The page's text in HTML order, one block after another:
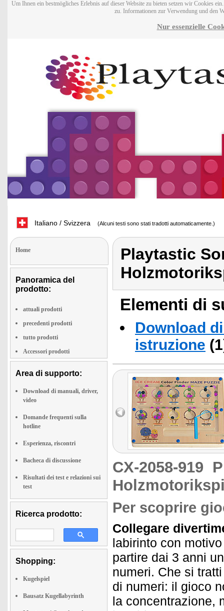
Um Ihnen ein bestmögliches Erlebnis auf dieser Website zu bieten setzen wir Cookies
zu. Informationen zur Verwendung und den
Nur essenzielle
Italiano / Svizzera (Alcuni testi sono stati tradotti automaticamente.)
Home
Panoramica del
prodotto:
attuali prodotti
precedenti prodotti
tutto prodotti
Accessori prodotti
Area di supporto:
Download di manuali, driver,
video
Domande frequenti sulla
hotline
Esperienza, riscontri
Bacheca di discussione
Risultati dei test e relazioni sui
test
Ricerca prodotto:
Shopping:
Kugelspiel
Bausatz Kugellabyrinth
Playtastic
Elementi di
Download
istruzione
CX-2058-919
Per scoprire
Collegare
labirinto con
partire dai 3 anni
numeri. Che si
di numeri: il gioco
la concentrazione,